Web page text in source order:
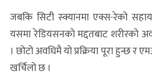
जबकि सिटी स्क्यानमा एक्स-रेको
यसमा रेडियसनको मद्दतबाट शरीरको
। छोटो अवधिमै यो प्रक्रिया पूरा हुन्छ
खर्चिलो छ ।